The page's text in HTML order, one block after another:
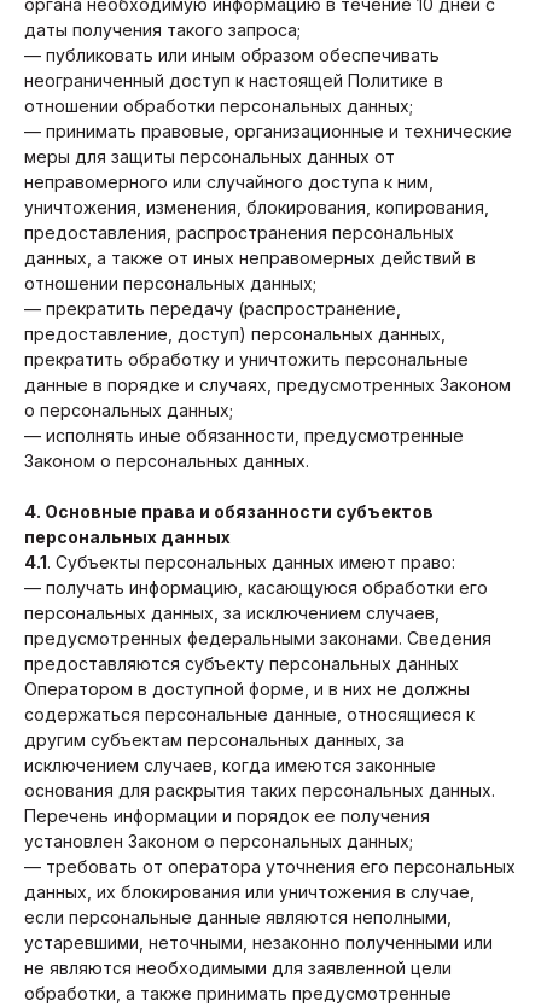
органа необходимую информацию в течение 10 дней с
даты получения такого запроса;
— публиковать или иным образом обеспечивать
неограниченный доступ к настоящей Политике в
отношении обработки персональных данных;
— принимать правовые, организационные и технические
меры для защиты персональных данных от
неправомерного или случайного доступа к ним,
уничтожения, изменения, блокирования, копирования,
предоставления, распространения персональных
данных, а также от иных неправомерных действий в
отношении персональных данных;
— прекратить передачу (распространение,
предоставление, доступ) персональных данных,
прекратить обработку и уничтожить персональные
данные в порядке и случаях, предусмотренных Законом
о персональных данных;
— исполнять иные обязанности, предусмотренные
Законом о персональных данных.
4. Основные права и обязанности субъектов
персональных данных
4.1. Субъекты персональных данных имеют право:
— получать информацию, касающуюся обработки его
персональных данных, за исключением случаев,
предусмотренных федеральными законами. Сведения
предоставляются субъекту персональных данных
Оператором в доступной форме, и в них не должны
содержаться персональные данные, относящиеся к
другим субъектам персональных данных, за
исключением случаев, когда имеются законные
основания для раскрытия таких персональных данных.
Перечень информации и порядок ее получения
установлен Законом о персональных данных;
— требовать от оператора уточнения его персональных
данных, их блокирования или уничтожения в случае,
если персональные данные являются неполными,
устаревшими, неточными, незаконно полученными или
не являются необходимыми для заявленной цели
обработки, а также принимать предусмотренные